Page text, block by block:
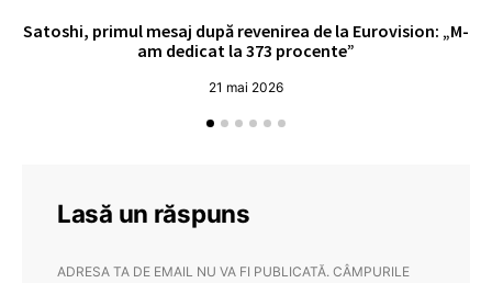
Satoshi, primul mesaj după revenirea de la Eurovision: „M-
am dedicat la 373 procente”
21 mai 2026
Lasă un răspuns
ADRESA TA DE EMAIL NU VA FI PUBLICATĂ. CÂMPURILE